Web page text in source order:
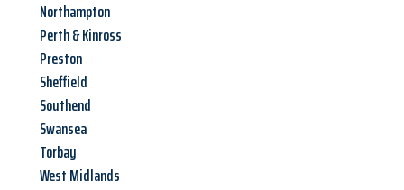
Northampton
Perth & Kinross
Preston
Sheffield
Southend
Swansea
Torbay
West Midlands